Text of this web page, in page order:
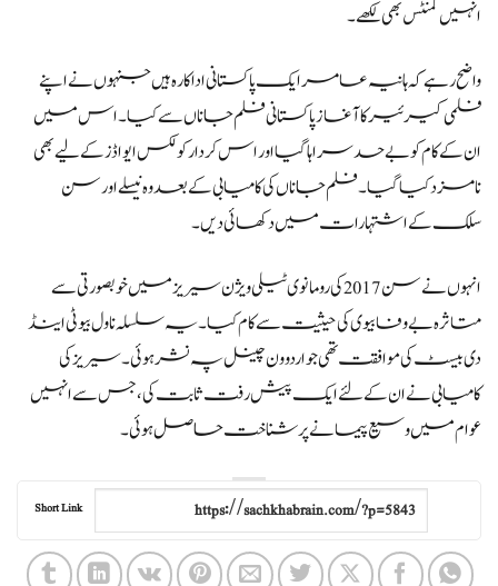
انہیں کمنٹس بھی لکھے۔
واضح رہے کہ ہانیہ عامر ایک پاکستانی اداکارہ ہیں جنہوں نے اپنے
فلمی کیرئیر کا آغاز پاکستانی فلم جاناں سے کیا۔اس میں
ان کے کام کو بے حد سراہا گیا اور اس کردار کو لکس ایواڈز کے لیے بھی
نامزد کیا گیا۔فلم جاناں کی کامیابی کے بعد وہ نیسلے اور سن
سلک کے اشتہارات میں دکھائی دیں۔
انہوں نے سن 2017 کی رومانوی ٹیلی ویژن سیریز میں خوبصورتی سے
متاثرہ بے وفا بیوی کی حیثیت سے کام کیا۔ یہ سلسلہ ناول بیوٹی اینڈ
دی بیسٹ کی موافقت تھی جو اردو ون چینل پہ نشر ہوئی۔ سیریز کی
کامیابی نے ان کے لئے ایک پیش رفت ثابت کی ، جس سے انہیں
عوام میں وسیع پیمانے پر شناخت حاصل ہوئی۔
Short Link